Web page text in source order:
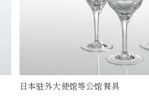
日本驻外大使馆等公馆餐具